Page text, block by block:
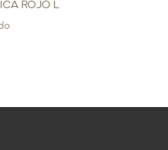
ROJO L